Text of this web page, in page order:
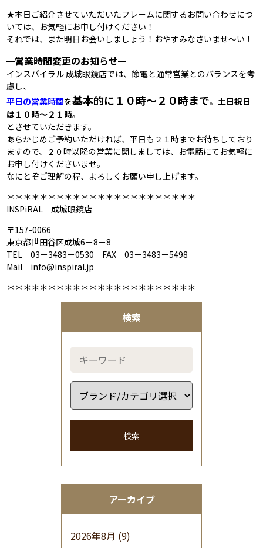
検索
検索
アーカイブ
2026年8月 (9)
★本日ご紹介させていただいたフレームに関するお問い合わせにつ
いては、お気軽にお申し付けください！
それでは、また明日お会いしましょう！おやすみなさいませ～い！
━営業時間変更のお知らせ━
インスパイラル 成城眼鏡店では、節電と通常営業とのバランスを考
慮し、
平日の営業時間を基本的に１０時～２０時まで。土日祝日
は１０時～２１時。
とさせていただきます。
あらかじめご予約いただければ、平日も２１時までお待ちしており
ますので、２０時以降の営業に関しましては、お電話にてお気軽に
お申し付けくださいませ。
なにとぞご理解の程、よろしくお願い申し上げます。
＊＊＊＊＊＊＊＊＊＊＊＊＊＊＊＊＊＊＊＊＊＊＊
INSPiRAL 成城眼鏡店
〒157-0066
東京都世田谷区成城6－8－8
TEL 03－3483－0530 FAX 03－3483－5498
Mail info@inspiral.jp
＊＊＊＊＊＊＊＊＊＊＊＊＊＊＊＊＊＊＊＊＊＊＊